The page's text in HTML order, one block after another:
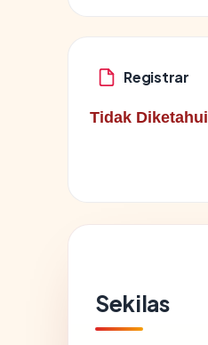
Registrar
Tidak Diketahui
Sekilas